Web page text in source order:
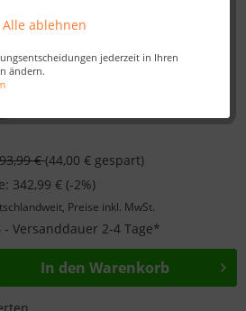
Alle ablehnen
jederzeit in Ihren
ändern.
€(44,00 € gespart)
342,99 € (-2%)
Preise inkl. MwSt.
- Versanddauer 2-4 Tage*
In den Warenkorb